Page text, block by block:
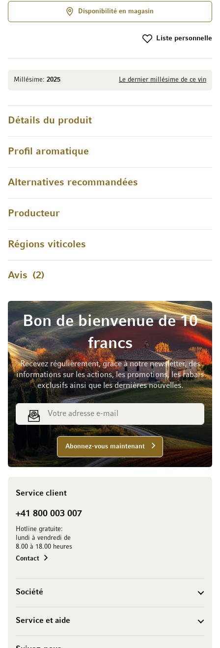
Millésime: 2025 Le dernier millésime de ce vin
Disponibilité en magasin
Liste personnelle
Détails du produit
Profil aromatique
Alternatives recommandées
Producteur
Régions viticoles
Avis 2
Bon de bienvenue de 10
francs
Recevez régulièrement, grâce à notre newsletter, des
informations sur les actions, les promotions, les rabais
exclusifs ainsi que les dernières nouvelles.
Adresse e-mail
Abonnez-vous maintenant
Service client
+41 800 003 007
Hotline gratuite:
lundi à vendredi de
8.00 à 18.00 heures
Contact
Société
Service et aide